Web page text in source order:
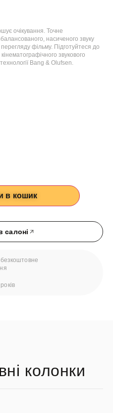
очікування. Точне
насиченого звуку
фільму. Підготуйтеся до
звукового
Bang & Olufsen.
в кошик
салоні
колонки